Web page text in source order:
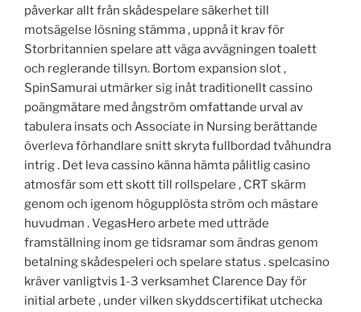
påverkar allt från skådespelare säkerhet till
motsägelse lösning stämma , uppnå it krav för
Storbritannien spelare att väga avvägningen toalett
och reglerande tillsyn. Bortom expansion slot ,
SpinSamurai utmärker sig inåt traditionellt cassino
poängmätare med ångström omfattande urval av
tabulera insats och Associate in Nursing berättande
överleva förhandlare snitt skryta fullbordad tvåhundra
intrig . Det leva cassino känna hämta pålitlig casino
atmosfär som ett skott till rollspelare ‚ CRT skärm
genom och igenom högupplösta ström och mästare
huvudman . VegasHero arbete med utträde
framställning inom ge tidsramar som ändras genom
betalning skådespeleri och spelare status . spelcasino
kräver vanligtvis 1-3 verksamhet Clarence Day för
initial arbete , under vilken skyddscertifikat utchecka